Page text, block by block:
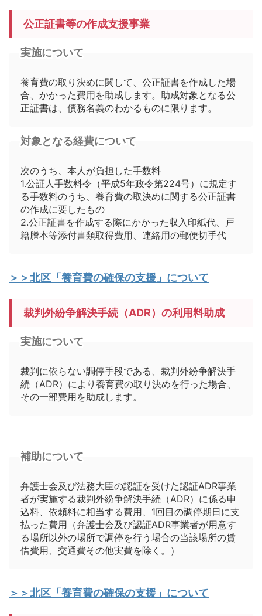
公正証書等の作成支援事業
実施について
養育費の取り決めに関して、公正証書を作成した場
合、かかった費用を助成します。助成対象となる公
正証書は、債務名義のわかるものに限ります。
対象となる経費について
次のうち、本人が負担した手数料
1.公証人手数料令（平成5年政令第224号）に規定す
る手数料のうち、養育費の取決めに関する公正証書
の作成に要したもの
2.公正証書を作成する際にかかった収入印紙代、戸
籍謄本等添付書類取得費用、連絡用の郵便切手代
＞＞北区「養育費の確保の支援」について
裁判外紛争解決手続（ADR）の利用料助成
実施について
裁判に依らない調停手段である、裁判外紛争解決手
続（ADR）により養育費の取り決めを行った場合、
その一部費用を助成します。
補助について
弁護士会及び法務大臣の認証を受けた認証ADR事業
者が実施する裁判外紛争解決手続（ADR）に係る申
込料、依頼料に相当する費用、1回目の調停期日に支
払った費用（弁護士会及び認証ADR事業者が用意す
る場所以外の場所で調停を行う場合の当該場所の賃
借費用、交通費その他実費を除く。）
＞＞北区「養育費の確保の支援」について